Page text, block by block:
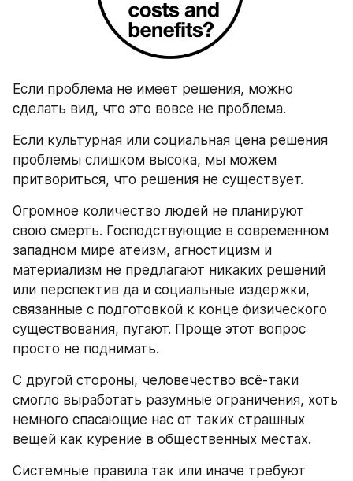
Если проблема не имеет решения, можно
сделать вид, что это вовсе не проблема.
Если культурная или социальная цена решения
проблемы слишком высока, мы можем
притвориться, что решения не существует.
Огромное количество людей не планируют
свою смерть. Господствующие в современном
западном мире атеизм, агностицизм и
материализм не предлагают никаких решений
или перспектив да и социальные издержки,
связанные с подготовкой к конце физического
существования, пугают. Проще этот вопрос
просто не поднимать.
С другой стороны, человечество всё-таки
смогло выработать разумные ограничения, хоть
немного спасающие нас от таких страшных
вещей как курение в общественных местах.
Системные правила так или иначе требуют